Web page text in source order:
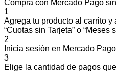
Compra con Mercado Pago
1
Agrega tu producto al carrito
“Cuotas sin Tarjeta” o “Meses
2
Inicia sesión en Mercado
3
Elige la cantidad de pagos